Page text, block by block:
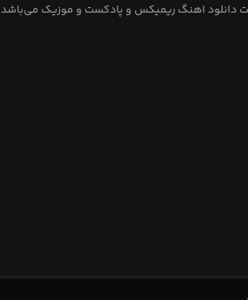
دانلود اهنگ ریمیکس و پادکست و موزیک می‌باشد